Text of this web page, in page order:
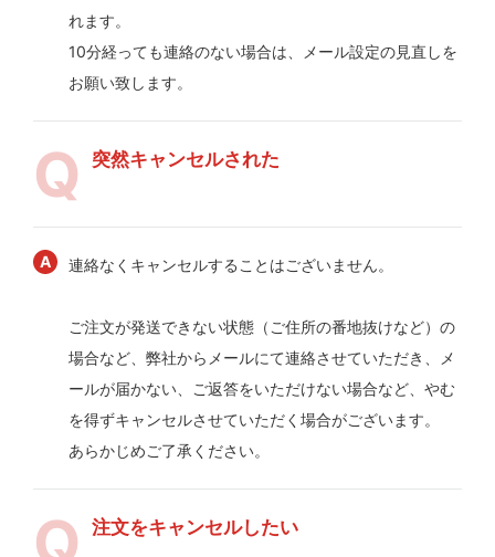
れます。
10分経っても連絡のない場合は、メール設定の見直しを
お願い致します。
突然キャンセルされた
連絡なくキャンセルすることはございません。
ご注文が発送できない状態（ご住所の番地抜けなど）の
場合など、弊社からメールにて連絡させていただき、メ
ールが届かない、ご返答をいただけない場合など、やむ
を得ずキャンセルさせていただく場合がございます。
あらかじめご了承ください。
注文をキャンセルしたい